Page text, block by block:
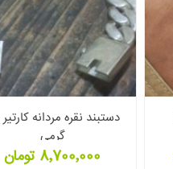
گرمی
8٬700٬000 تومان